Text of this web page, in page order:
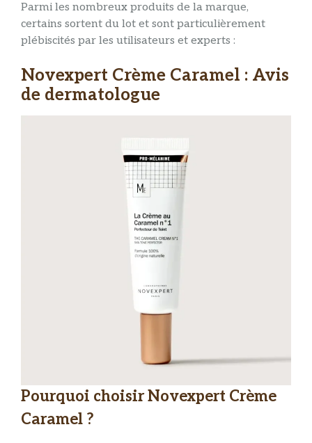
Parmi les nombreux produits de la marque,
certains sortent du lot et sont particulièrement
plébiscités par les utilisateurs et experts :
Novexpert Crème Caramel : Avis
de dermatologue
Pourquoi choisir Novexpert Crème
Caramel ?